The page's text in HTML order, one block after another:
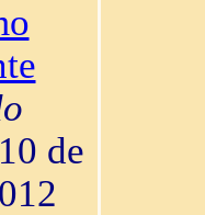
de